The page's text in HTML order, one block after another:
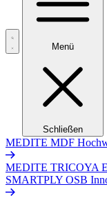
Menü
Schließen
MEDITE MDF
MEDITE TRICOYA
SMARTPLY OSB